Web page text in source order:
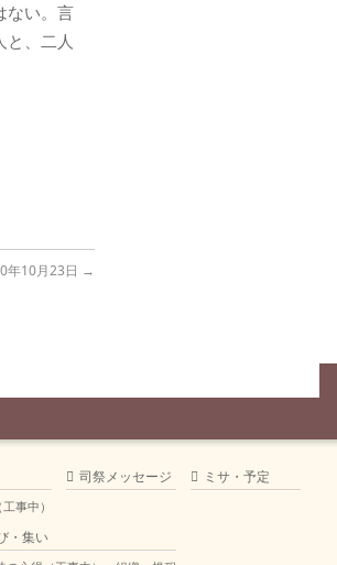
ない。言
と、二人
年10月23日 →
事中）
司祭メッセージ ミサ・予定
・集い